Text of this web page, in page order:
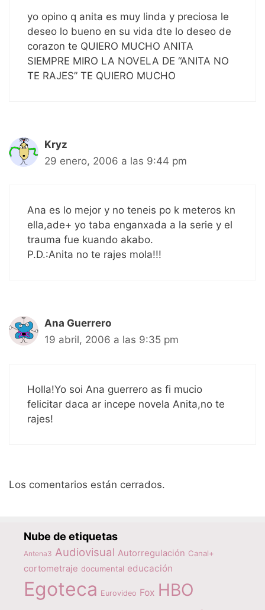
yo opino q anita es muy linda y preciosa le
deseo lo bueno en su vida dte lo deseo de
corazon te QUIERO MUCHO ANITA
SIEMPRE MIRO LA NOVELA DE “ANITA NO
TE RAJES” TE QUIERO MUCHO
Kryz
29 enero, 2006 a las 9:44 pm
Ana es lo mejor y no teneis po k meteros kn
ella,ade+ yo taba enganxada a la serie y el
trauma fue kuando akabo.
P.D.:Anita no te rajes mola!!!
Ana Guerrero
19 abril, 2006 a las 9:35 pm
Holla!Yo soi Ana guerrero as fi mucio
felicitar daca ar incepe novela Anita,no te
rajes!
Los comentarios están cerrados.
Nube de etiquetas
Antena3 Audiovisual Autorregulación Canal+
cortometraje documental educación
Egoteca Eurovideo Fox HBO